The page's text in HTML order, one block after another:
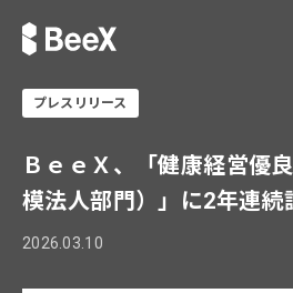
プレスリリース
ＢｅｅＸ、「健康経営優
模法人部門）」に2年連続
2026.03.10